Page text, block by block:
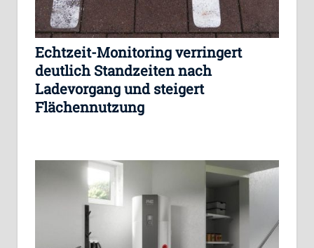
Echtzeit-Monitoring verringert
deutlich Standzeiten nach
Ladevorgang und steigert
Flächennutzung